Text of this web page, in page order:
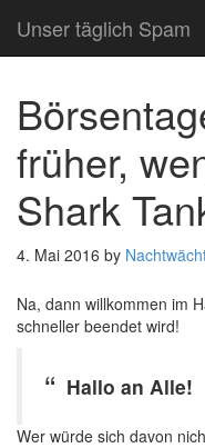
Unser täglich Spam
früher,
Shark
4. Mai 2016 by
Na, dann willkommen im
schneller beendet wird!
Hallo an Alle!
Wer würde sich davon